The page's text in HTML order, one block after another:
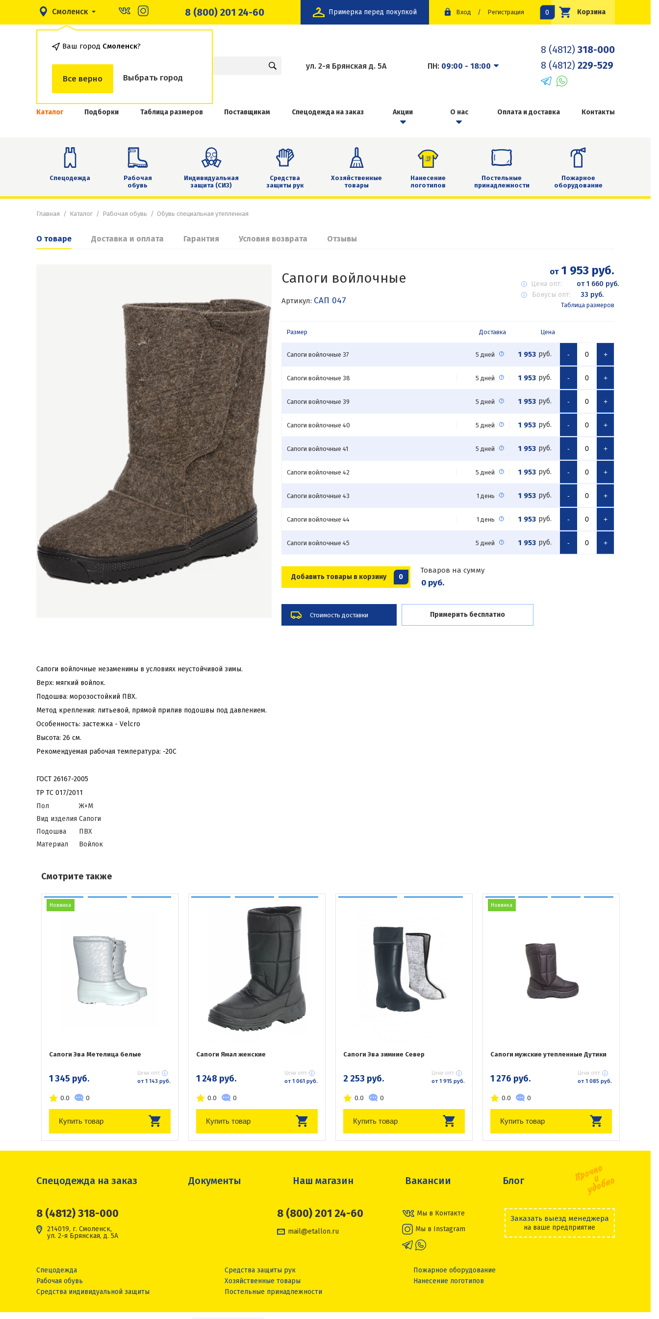
Смоленск
Ваш город Смоленск?
Все верно Выбрать город
8 (800) 201 24-60 Примерка перед покупкой Вход / Регистрация Корзина
0
ул. 2-я Брянская д. 5А ПН: 09:00 - 18:00
8 (4812) 318-000
8 (4812) 229-529
Каталог Подборки Таблица размеров Поставщикам Спецодежда на заказ Акции О нас Оплата и доставка Контакты
Спецодежда
Рабочая
обувь
Индивидуальная
защита (СИЗ)
Средства
защиты рук
Хозяйственные
товары
Нанесение
логотипов
Постельные
принадлежности
Пожарное
оборудование
Главная Каталог Рабочая обувь Обувь специальная утепленная
О товаре Доставка и оплата Гарантия Условия возврата Отзывы
Сапоги войлочные
Артикул: САП 047
от1 953 руб.
Цена опт:
от 1 660 руб.
Бонусы опт:
33 руб.
Таблица размеров
Размер Доставка Цена
Сапоги войлочные 37 5 дней 1 953 руб. - +
Сапоги войлочные 38 5 дней 1 953 руб. - +
Сапоги войлочные 39 5 дней 1 953 руб. - +
Сапоги войлочные 40 5 дней 1 953 руб. - +
Сапоги войлочные 41 5 дней 1 953 руб. - +
Сапоги войлочные 42 5 дней 1 953 руб. - +
Сапоги войлочные 43 1 день 1 953 руб. - +
Сапоги войлочные 44 1 день 1 953 руб. - +
Сапоги войлочные 45 5 дней 1 953 руб. - +
Добавить товары в корзину 0
Товаров на сумму
0 руб.
Стоимость доставки Примерить бесплатно
Сапоги войлочные незаменимы в условиях неустойчивой зимы.
Верх: мягкий войлок.
Подошва: морозостойкий ПВХ.
Метод крепления: литьевой, прямой прилив подошвы под давлением.
Особенность: застежка - Velсro
Высота: 26 см.
Рекомендуемая рабочая температура: -20С
ГОСТ 26167-2005
ТР ТС 017/2011
Пол
Ж+М
Вид изделия Сапоги
Подошва
ПВХ
Материал
Войлок
Смотрите также
Новинка
Сапоги Эва Метелица белые
1 345 руб. Цена опт:
от 1 143 руб.
0.0 0
Купить товар
Сапоги Ямал женские
1 248 руб. Цена опт:
от 1 061 руб.
0.0 0
Купить товар
Сапоги Эва зимние Север
2 253 руб. Цена опт:
от 1 915 руб.
0.0 0
Купить товар
Новинка
Сапоги мужские утепленные Дутики
1 276 руб. Цена опт:
от 1 085 руб.
0.0 0
Купить товар
Спецодежда на заказ Документы Наш магазин Вакансии Блог
8 (4812) 318-000
214019, г. Смоленск,
ул. 2-я Брянская, д. 5А
8 (800) 201 24-60
mail@etallon.ru
Мы в Контакте
Мы в Instagram
Заказать выезд менеджера
на ваше предприятие
Спецодежда
Рабочая обувь
Средства индивидуальной защиты
Средства защиты рук
Хозяйственные товары
Постельные принадлежности
Пожарное оборудование
Нанесение логотипов